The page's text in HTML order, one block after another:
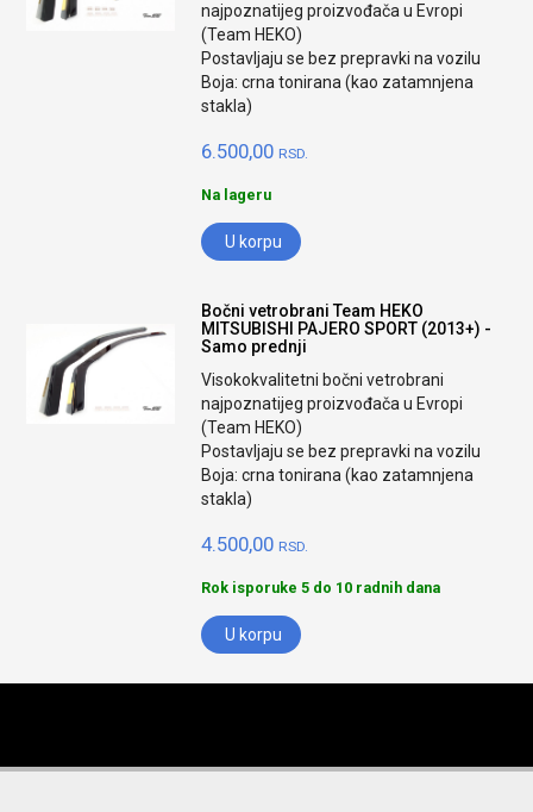
najpoznatijeg proizvođača u Evropi
(Team HEKO)
Postavljaju se bez prepravki na vozilu
Boja: crna tonirana (kao zatamnjena
stakla)
6.500,00 RSD.
Na lageru
U korpu
Bočni vetrobrani Team HEKO
MITSUBISHI PAJERO SPORT (2013+) -
Samo prednji
Visokokvalitetni bočni vetrobrani
najpoznatijeg proizvođača u Evropi
(Team HEKO)
Postavljaju se bez prepravki na vozilu
Boja: crna tonirana (kao zatamnjena
stakla)
4.500,00 RSD.
Rok isporuke 5 do 10 radnih dana
U korpu